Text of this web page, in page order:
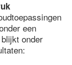
een
onder